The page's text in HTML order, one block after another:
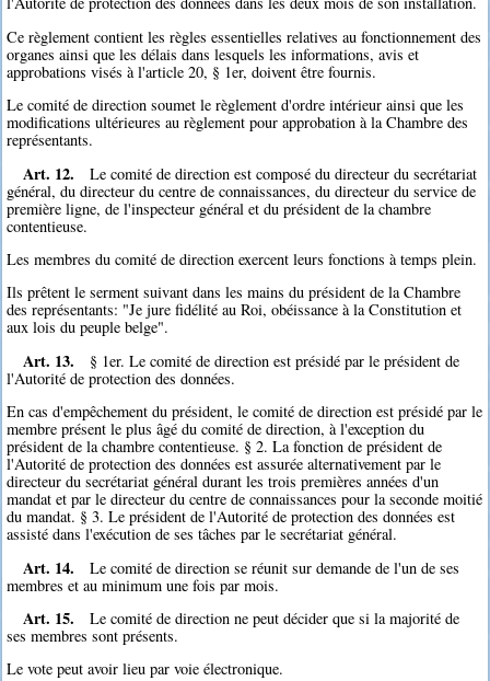
Ce règlement contient les règles essentielles relatives au fonctionnement des
organes ainsi que les délais dans lesquels les informations, avis et
approbations visés à l'article 20, § 1er, doivent être fournis.
Le comité de direction soumet le règlement d'ordre intérieur ainsi que les
modifications ultérieures au règlement pour approbation à la Chambre des
représentants.
Art. 12.
Le comité de direction est composé du directeur du secrétariat
général, du directeur du centre de connaissances, du directeur du service de
première ligne, de l'inspecteur général et du président de la chambre
contentieuse.
Les membres du comité de direction exercent leurs fonctions à temps plein.
Ils prêtent le serment suivant dans les mains du président de la Chambre
des représentants: "Je jure fidélité au Roi, obéissance à la Constitution et
aux lois du peuple belge".
Art. 13.
§ 1er. Le comité de direction est présidé par le président de
l'Autorité de protection des données.
En cas d'empêchement du président, le comité de direction est présidé par le
membre présent le plus âgé du comité de direction, à l'exception du
président de la chambre contentieuse. § 2. La fonction de président de
l'Autorité de protection des données est assurée alternativement par le
directeur du secrétariat général durant les trois premières années d'un
mandat et par le directeur du centre de connaissances pour la seconde moitié
du mandat. § 3. Le président de l'Autorité de protection des données est
assisté dans l'exécution de ses tâches par le secrétariat général.
Art. 14.
Le comité de direction se réunit sur demande de l'un de ses
membres et au minimum une fois par mois.
Art. 15.
Le comité de direction ne peut décider que si la majorité de
ses membres sont présents.
Le vote peut avoir lieu par voie électronique.